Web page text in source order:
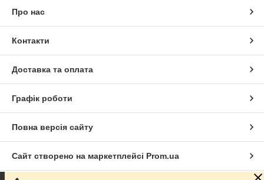
Про нас
Контакти
Доставка та оплата
Графік роботи
Повна версія сайту
Сайт створено на маркетплейсі Prom.ua